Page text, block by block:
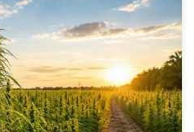
z siłą, jakiej niewielu się […]